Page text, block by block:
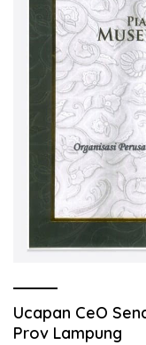
Ucapan CeO
Prov Lampung